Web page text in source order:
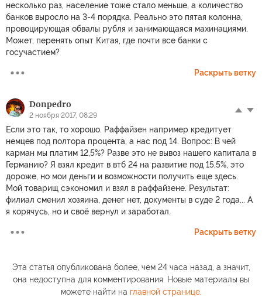
несколько раз, население тоже стало меньше, а количество
банков выросло на 3-4 порядка. Реально это пятая колонна,
провоцирующая обвалы рубля и занимающаяся махинациями.
Может, перенять опыт Китая, где почти все банки с
госучастием?
Раскрыть ветку
Donpedro
2 ноября 2017, 08:29
Если это так, то хорошо. Раффайзен например кредитует
немцев под полтора процента, а нас под 14. Вопрос: В чей
карман мы платим 12,5%? Разве это не вывоз нашего капитала в
Германию? Я взял кредит в втб 24 на развитие под 15,5%, это
дороже, но мои деньги и возможности получить еще здесь.
Мой товарищ сэкономил и взял в раффайзене. Результат:
филиал сменил хозяина, денег нет, документы в суде 2 года... А
я корячусь, но и своё вернул и заработал.
Раскрыть ветку
Эта статья опубликована более, чем 24 часа назад, а значит,
она недоступна для комментирования. Новые материалы вы
можете найти на главной странице.